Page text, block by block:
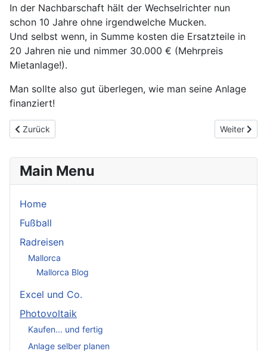
Main Menu
Home
Fußball
Radreisen
Mallorca
Mallorca Blog
Excel und Co.
Photovoltaik
Kaufen... und fertig
Anlage selber planen
In der Nachbarschaft hält der Wechselrichter nun
schon 10 Jahre ohne irgendwelche Mucken.
Und selbst wenn, in Summe kosten die Ersatzteile in
20 Jahren nie und nimmer 30.000 € (Mehrpreis
Mietanlage!).
Man sollte also gut überlegen, wie man seine Anlage
finanziert!
Vorheriger Beitrag: Beispiel Miete
Zurück Nächster
Weiter